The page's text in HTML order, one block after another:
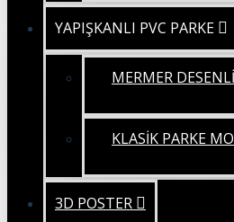
YAPIŞKANLI PVC PARKE
MERMER
KLASİK PARKE
3D POSTER